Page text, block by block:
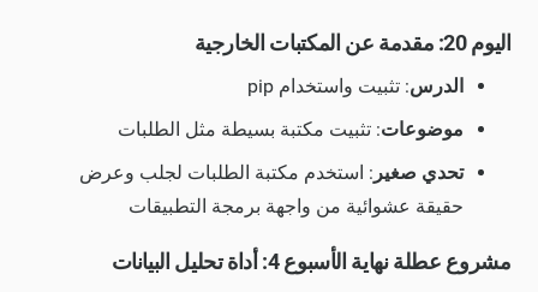
اليوم 20: مقدمة عن المكتبات الخارجية
الدرس: تثبيت واستخدام pip
موضوعات: تثبيت مكتبة بسيطة مثل الطلبات
تحدي صغير : استخدم مكتبة الطلبات لجلب وعرض
حقيقة عشوائية من واجهة برمجة التطبيقات
مشروع عطلة نهاية الأسبوع 4: أداة تحليل البيانات